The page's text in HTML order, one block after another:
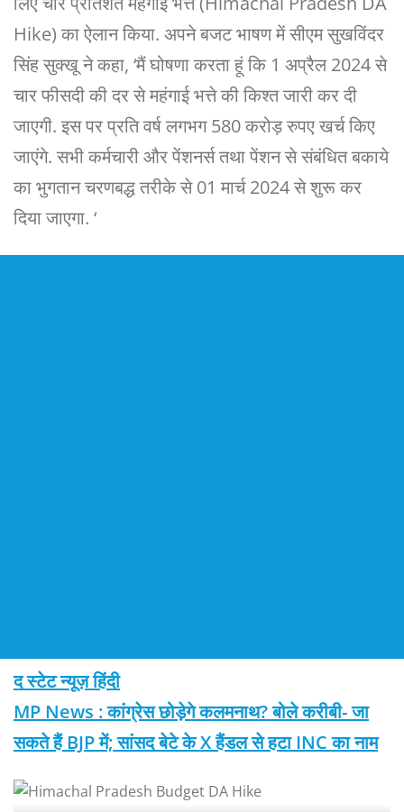
Hike) का ऐलान किया. अपने बजट भाषण में सीएम सुखविंदर
सिंह सुक्खू ने कहा, ‘मैं घोषणा करता हूं कि 1 अप्रैल 2024 से
चार फीसदी की दर से महंगाई भत्ते की किश्त जारी कर दी
जाएगी. इस पर प्रति वर्ष लगभग 580 करोड़ रुपए खर्च किए
जाएंगे. सभी कर्मचारी और पेंशनर्स तथा पेंशन से संबंधित बकाये
का भुगतान चरणबद्ध तरीके से 01 मार्च 2024 से शुरू कर
दिया जाएगा. ‘
द स्टेट न्यूज़ हिंदी
MP News : कांग्रेस छोड़ेगे कलमनाथ? बोले करीबी- जा
सकते हैं BJP में; सांसद बेटे के X हैंडल से हटा INC का नाम